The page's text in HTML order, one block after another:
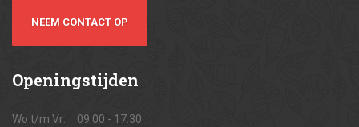
NEEM CONTACT OP
Openingstijden
Wo t/m Vr:
09.00 - 17.30